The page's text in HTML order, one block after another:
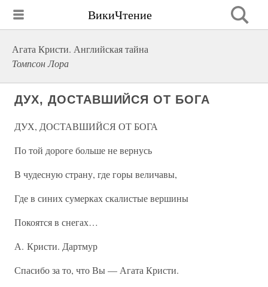
ВикиЧтение
Агата Кристи. Английская тайна
Томпсон Лора
ДУХ, ДОСТАВШИЙСЯ ОТ БОГА
ДУХ, ДОСТАВШИЙСЯ ОТ БОГА
По той дороге больше не вернусь
В чудесную страну, где горы величавы,
Где в синих сумерках скалистые вершины
Покоятся в снегах…
А. Кристи. Дартмур
Спасибо за то, что Вы — Агата Кристи.